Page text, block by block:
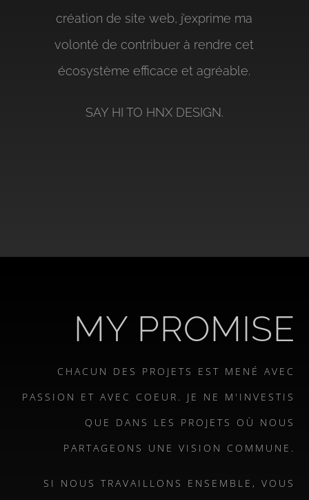
création de site web, j’exprime ma
volonté de contribuer à rendre cet
écosystème efficace et agréable.
SAY HI TO HNX DESIGN.
MY PROMISE
CHACUN DES PROJETS EST MENÉ AVEC
PASSION ET AVEC COEUR. JE NE M'INVESTIS
QUE DANS LES PROJETS OÙ NOUS
PARTAGEONS UNE VISION COMMUNE.
SI NOUS TRAVAILLONS ENSEMBLE, VOUS